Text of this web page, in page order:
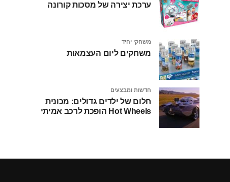
ערכת יצירה של מסכות קורונה
משחקי יחיד
משחקים ליום העצמאות
חדשות ומבצעים
חלום של ילדים גדולים: מכונית
Hot Wheels הופכת לרכב אמיתי